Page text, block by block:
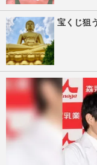
宝くじ狙